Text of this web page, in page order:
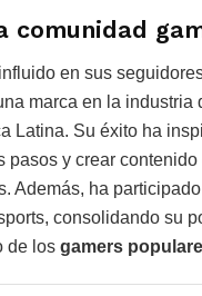
comunidad
en sus
marca en la industria
Latina. Su éxito ha
pasos y crear contenido
Además, ha
consolidando su
de los gamers